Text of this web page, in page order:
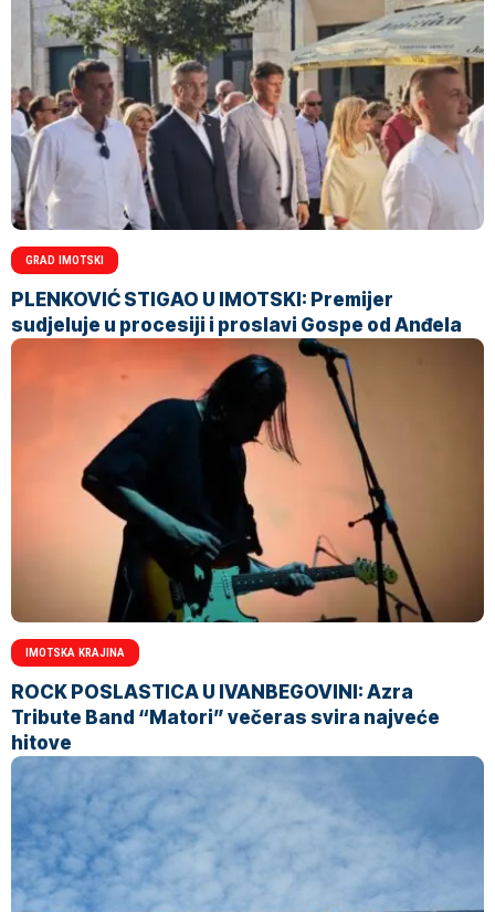
GRAD IMOTSKI
PLENKOVIĆ STIGAO U IMOTSKI: Premijer
sudjeluje u procesiji i proslavi Gospe od Anđela
IMOTSKA KRAJINA
ROCK POSLASTICA U IVANBEGOVINI: Azra
Tribute Band “Matori” večeras svira najveće
hitove